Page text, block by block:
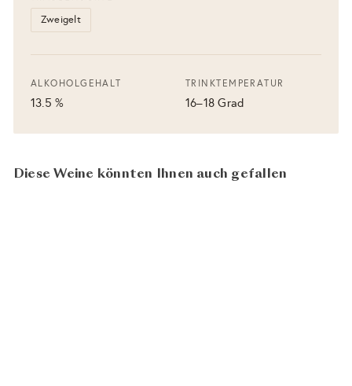
Zweigelt
ALKOHOLGEHALT
13.5 %
TRINKTEMPERATUR
16–18 Grad
Diese Weine könnten Ihnen auch gefallen